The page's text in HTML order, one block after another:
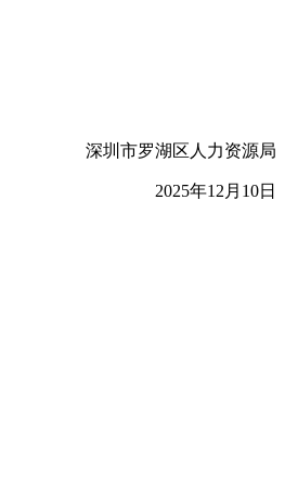
深圳市罗湖区人力资源局
2025年12月10日